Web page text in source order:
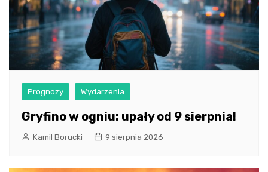
Prognozy Wydarzenia
Gryfino w ogniu: upały od 9 sierpnia!
Kamil Borucki 9 sierpnia 2026